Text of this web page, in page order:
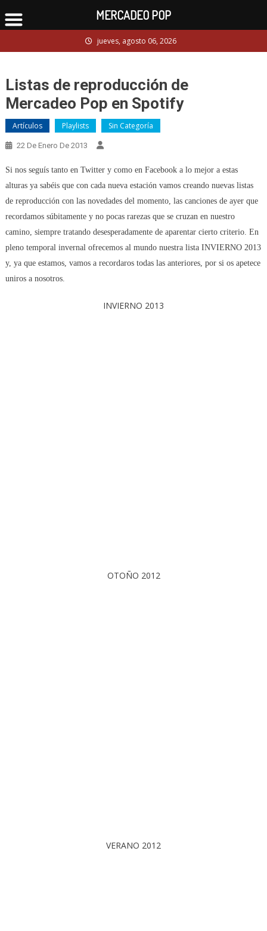
to
jueves, agosto 06, 2026
Listas de reproducción de
Mercadeo Pop en Spotify
Artículos Playlists Sin Categoría
22 De Enero De 2013
Si nos seguís tanto en Twitter y como en Facebook a lo mejor a estas
alturas ya sabéis que con cada nueva estación vamos creando nuevas listas
de reproducción con las novedades del momento, las canciones de ayer que
recordamos súbitamente y no pocas rarezas que se cruzan en nuestro
camino, siempre tratando desesperadamente de aparentar cierto criterio. En
pleno temporal invernal ofrecemos al mundo nuestra lista INVIERNO 2013
y, ya que estamos, vamos a recordaros todas las anteriores, por si os apetece
uniros a nosotros.
INVIERNO 2013
OTOÑO 2012
VERANO 2012
MERCADEO POP